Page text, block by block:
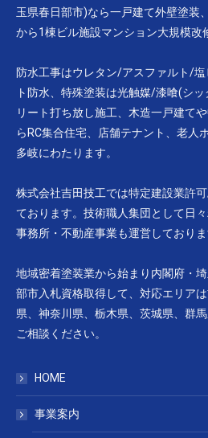
玉県春日部市)なら一戸建て外壁塗装
から1棟ビル施設マンション大規模改
防水工事はウレタン/アスファルト/
ト防水、特殊塗装は光触媒/漆喰(シ
リート打ち放し施工、木造一戸建て
らRC集合住宅、店舗テナント、老人
多岐にわたります。
株式会社吉田技工では特定建設業許
ております。技術職人集団として日
事務所・不動産事業も運営しておりま
地域密着塗装業から始まり内閣府・
部市入札資格取得して、対応エリア
県、神奈川県、栃木県、茨城県、群
ご相談ください。
HOME
事業案内